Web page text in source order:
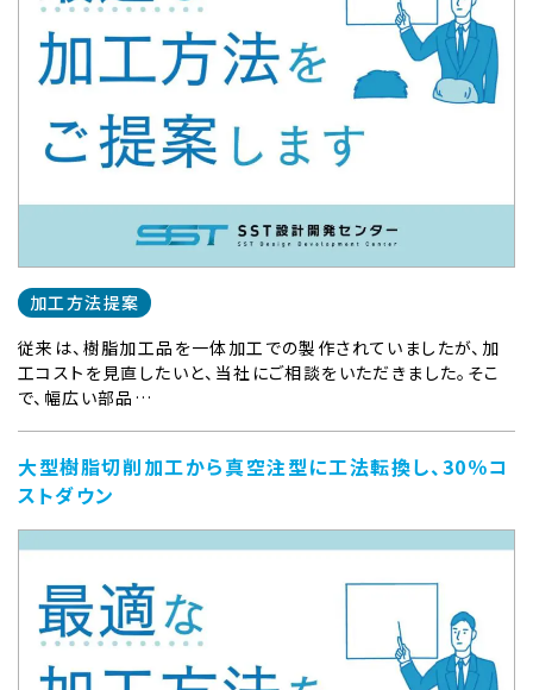
加工方法提案
従来は、樹脂加工品を一体加工での製作されていましたが、加
工コストを見直したいと、当社にご相談をいただきました。そこ
で、幅広い部品…
大型樹脂切削加工から真空注型に工法転換し、30％コ
ストダウン